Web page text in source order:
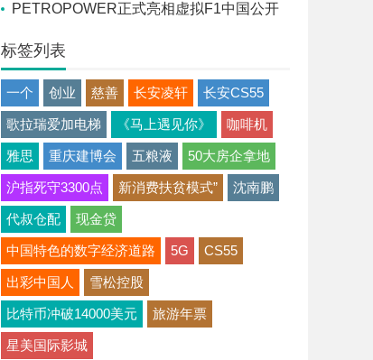
年PETROPOWER正式亮相虚拟F1中国公开
赛，官方赞助商胜牌全球联合途虎养车独家发
售
标签列表
一个 创业 慈善 长安凌轩 长安CS55
歌拉瑞爱加电梯 《马上遇见你》 咖啡机
雅思 重庆建博会 五粮液 50大房企拿地
沪指死守3300点 新消费扶贫模式” 沈南鹏
代叔仓配 现金贷
中国特色的数字经济道路 5G CS55
出彩中国人 雪松控股
比特币冲破14000美元 旅游年票
星美国际影城